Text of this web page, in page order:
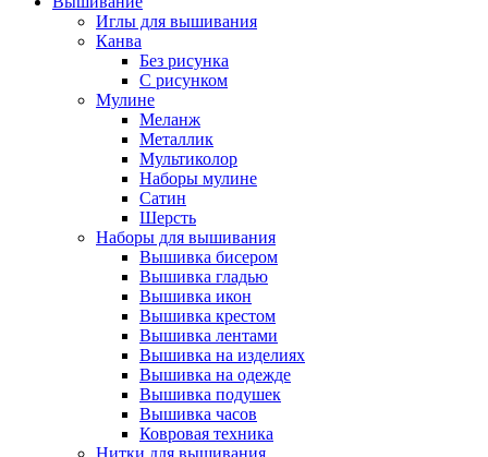
Иглы для вышивания
Канва
Без рисунка
С рисунком
Мулине
Меланж
Металлик
Мультиколор
Наборы мулине
Сатин
Шерсть
Наборы для вышивания
Вышивка бисером
Вышивка гладью
Вышивка икон
Вышивка крестом
Вышивка лентами
Вышивка на изделиях
Вышивка на одежде
Вышивка подушек
Вышивка часов
Ковровая техника
Нитки для вышивания